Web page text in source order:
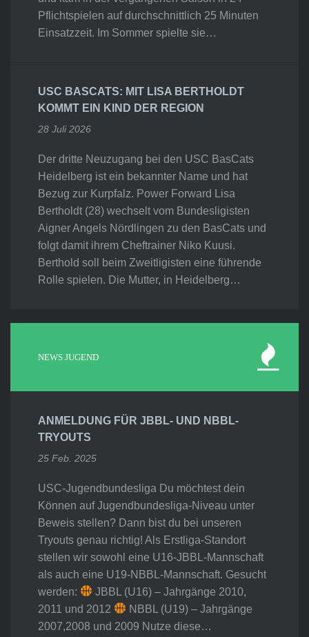
Pflichtspielen auf durchschnittlich 25 Minuten
Einsatzzeit. Im Sommer spielte sie…
USC BASCATS: MIT LISA BERTHOLDT
KOMMT EIN KIND DER REGION
28 Juli 2026
Der dritte Neuzugang bei den USC BasCats
Heidelberg ist ein bekannter Name und hat
Bezug zur Kurpfalz. Power Forward Lisa
Bertholdt (28) wechselt vom Bundesligisten
Aigner Angels Nördlingen zu den BasCats und
folgt damit ihrem Cheftrainer Niko Kuusi.
Berthold soll beim Zweitligisten eine führende
Rolle spielen. Die Mutter, in Heidelberg…
NEWS JUGEND
ANMELDUNG FÜR JBBL- UND NBBL-
TRYOUTS
25 Feb. 2025
USC-Jugendbundesliga Du möchtest dein
Können auf Jugendbundesliga-Niveau unter
Beweis stellen? Dann bist du bei unseren
Tryouts genau richtig! Als Erstliga-Standort
stellen wir sowohl eine U16-JBBL-Mannschaft
als auch eine U19-NBBL-Mannschaft. Gesucht
werden:
JBBL (U16) – Jahrgänge 2010,
2011 und 2012
NBBL (U19) – Jahrgänge
2007,2008 und 2009 Nutze diese…